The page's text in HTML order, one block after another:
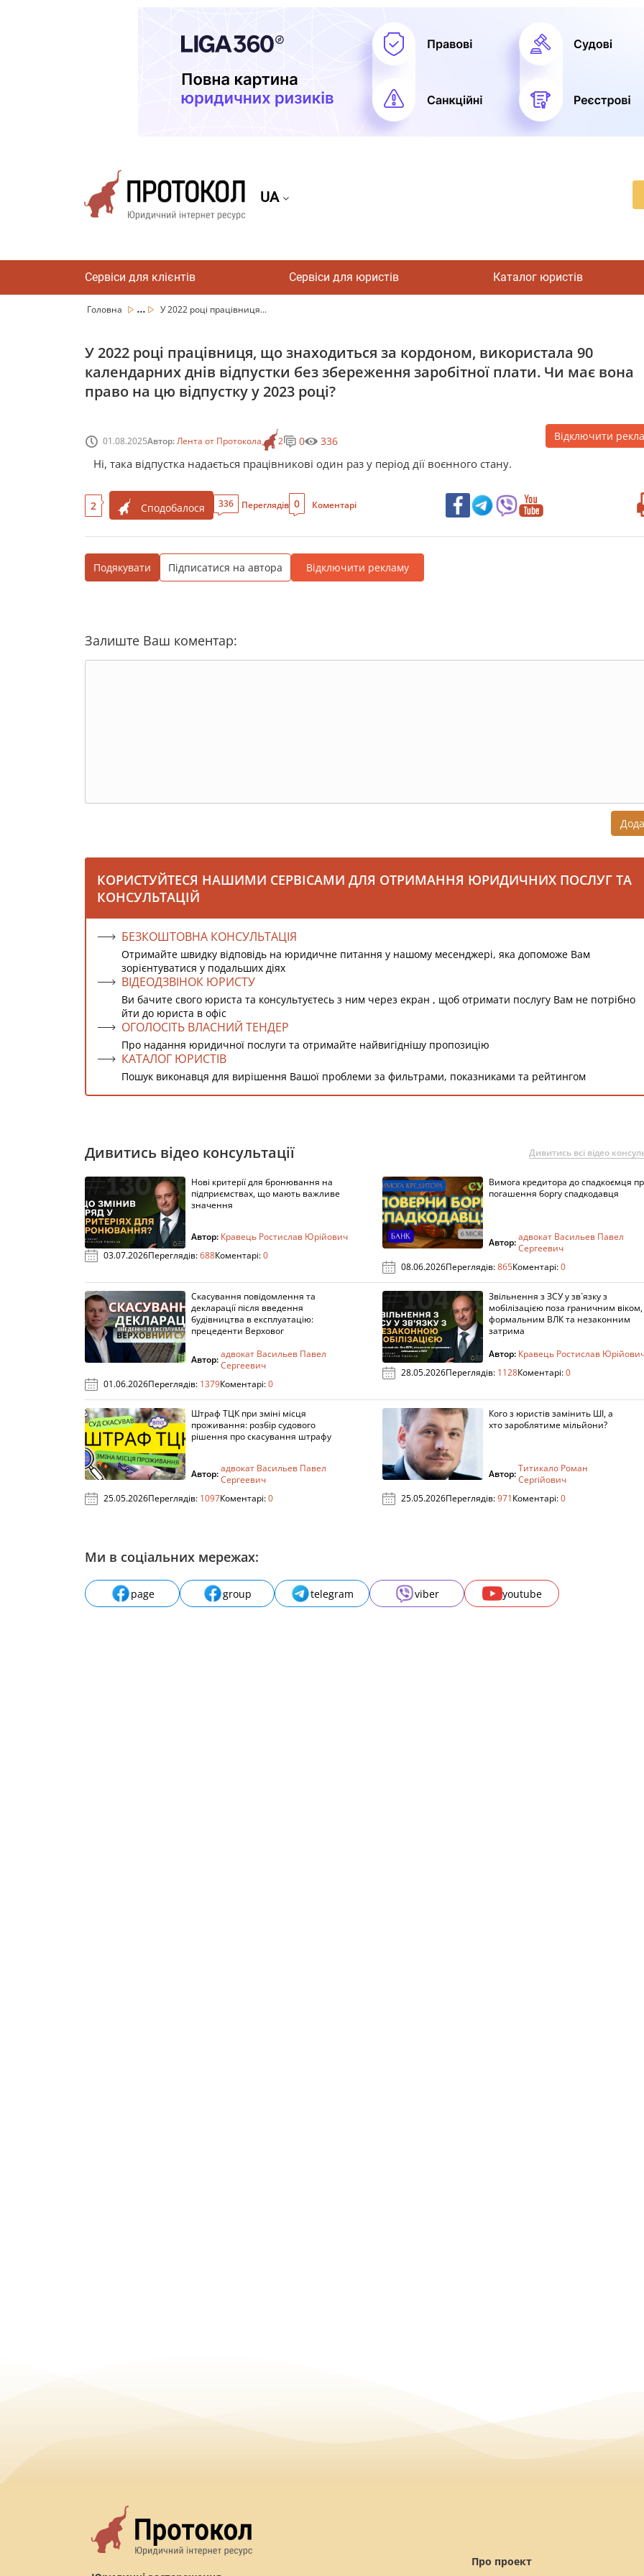
UA
Сервіси для клієнтів Сервіси для юристів Каталог юристів
Головна ... У 2022 році працівниця...
У 2022 році працівниця, що знаходиться за кордоном, використала 90
календарних днів відпустки без збереження заробітної плати. Чи має вона
право на цю відпустку у 2023 році?
01.08.2025Автор:Лента от Протокола 2 0 336 Відключити
Ні, така відпустка надається працівникові один раз у період дії воєнного стану.
2 Сподобалося 336 Переглядів 0 Коментарі
Подякувати Підписатися на автора Відключити рекламу
Залиште Ваш коментар:
КОРИСТУЙТЕСЯ НАШИМИ СЕРВІСАМИ ДЛЯ ОТРИМАННЯ ЮРИДИЧНИХ ПОСЛУГ ТА
КОНСУЛЬТАЦІЙ
БЕЗКОШТОВНА КОНСУЛЬТАЦІЯ
Отримайте швидку відповідь на юридичне питання у нашому месенджері, яка допоможе Вам
зорієнтуватися у подальших діях
ВІДЕОДЗВІНОК ЮРИСТУ
Ви бачите свого юриста та консультуєтесь з ним через екран , щоб отримати послугу Вам не потрібно
йти до юриста в офіс
ОГОЛОСІТЬ ВЛАСНИЙ ТЕНДЕР
Про надання юридичної послуги та отримайте найвигіднішу пропозицію
КАТАЛОГ ЮРИСТІВ
Пошук виконавця для вирішення Вашої проблеми за фильтрами, показниками та рейтингом
Дивитись відео консультації Дивитись всі відео
Нові критерії для бронювання на
підприємствах, що мають важливе
значення
Автор: Кравець Ростислав Юрійович
03.07.2026Переглядів:688Коментарі:0
Вимога кредитора до спадкоємця
погашення боргу спадкодавця
Автор:адвокат Васильев Павел
Сергеевич
08.06.2026Переглядів:865Коментарі:0
Скасування повідомлення та
декларації після введення
будівництва в експлуатацію:
прецеденти Верховог
Автор:адвокат Васильев Павел
Сергеевич
01.06.2026Переглядів: 1379Коментарі:0
Звільнення з ЗСУ у зв`язку з
мобілізацією поза граничним віком,
формальним ВЛК та незаконним
затрима
Автор: Кравець Ростислав
28.05.2026Переглядів: 1128Коментарі:0
Штраф ТЦК при зміні місця
проживання: розбір судового
рішення про скасування штрафу
Автор:адвокат Васильев Павел
Сергеевич
25.05.2026Переглядів: 1097Коментарі:0
Кого з юристів замінить ШІ, а
хто зароблятиме мільйони?
Автор:Титикало Роман
Сергійович
25.05.2026Переглядів:971Коментарі:0
Ми в соціальних мережах:
page group telegram viber youtube
Про проект